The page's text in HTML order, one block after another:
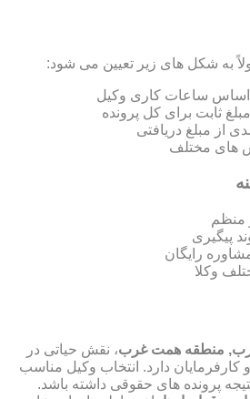
به شکل های زیر تعیین می شود:
اساس ساعات کاری وکیل
ثابت برای کل پرونده
از مبلغ دریافتی
های مختلف
منظم
پیگیری
رایگان
وکلا
منطقه همت غرب، نقش حیاتی در
دارد. انتخاب وکیل مناسب
پرونده های حقوقی داشته باشد.